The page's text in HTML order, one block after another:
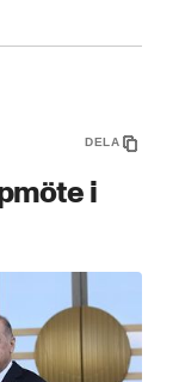
DELA
i